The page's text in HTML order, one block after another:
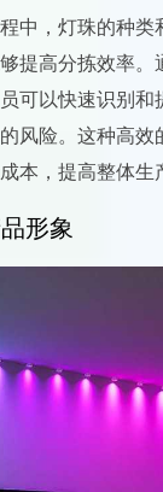
中，灯珠的种类
提高分拣效率。
可以快速识别和
风险。这种高效
本，提高整体生
形象